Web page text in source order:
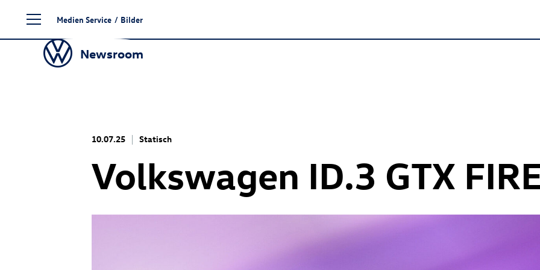
Seiteninhalt
springen
Medien Service / Bilder
Newsroom
10.07.25 Statisch
Volkswagen ID.3 GTX